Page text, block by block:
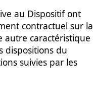
au Dispositif ont
contractuel sur la
autre caractéristique
dispositions du
suivies par les